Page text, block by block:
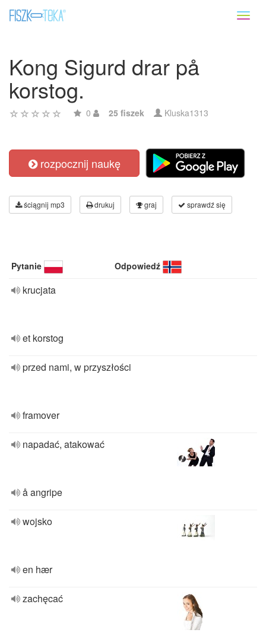
Kong Sigurd drar på
korstog.
0 25 fiszek Kluska1313
rozpocznij naukę
ściągnij mp3 drukuj graj sprawdź się
Pytanie Odpowiedź
krucjata
et korstog
przed nami, w przyszłości
framover
napadać, atakować
å angripe
wojsko
en hær
zachęcać